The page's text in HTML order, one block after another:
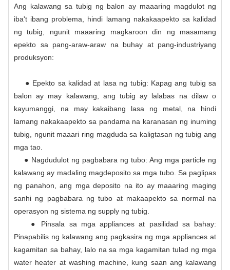
Ang kalawang sa tubig ng balon ay maaaring magdulot ng
iba't ibang problema, hindi lamang nakakaapekto sa kalidad
ng tubig, ngunit maaaring magkaroon din ng masamang
epekto sa pang-araw-araw na buhay at pang-industriyang
produksyon:
● Epekto sa kalidad at lasa ng tubig: Kapag ang tubig sa
balon ay may kalawang, ang tubig ay lalabas na dilaw o
kayumanggi, na may kakaibang lasa ng metal, na hindi
lamang nakakaapekto sa pandama na karanasan ng inuming
tubig, ngunit maaari ring magduda sa kaligtasan ng tubig ang
mga tao.
● Nagdudulot ng pagbabara ng tubo: Ang mga particle ng
kalawang ay madaling magdeposito sa mga tubo. Sa paglipas
ng panahon, ang mga deposito na ito ay maaaring maging
sanhi ng pagbabara ng tubo at makaapekto sa normal na
operasyon ng sistema ng supply ng tubig.
● Pinsala sa mga appliances at pasilidad sa bahay:
Pinapabilis ng kalawang ang pagkasira ng mga appliances at
kagamitan sa bahay, lalo na sa mga kagamitan tulad ng mga
water heater at washing machine, kung saan ang kalawang